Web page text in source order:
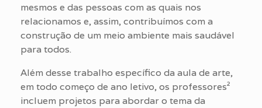
mesmos e das pessoas com as quais nos
relacionamos e, assim, contribuímos com a
construção de um meio ambiente mais saudável
para todos.
Além desse trabalho específico da aula de arte,
em todo começo de ano letivo, os professores²
incluem projetos para abordar o tema da